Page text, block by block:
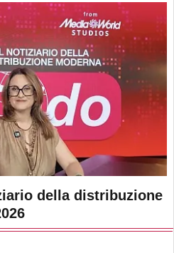
della distribuzione